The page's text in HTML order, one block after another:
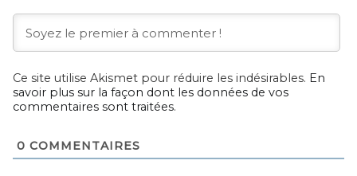
Ce site utilise Akismet pour réduire les indésirables. En
savoir plus sur la façon dont les données de vos
commentaires sont traitées.
0 COMMENTAIRES